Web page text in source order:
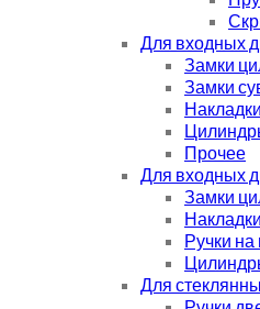
Для входных
Замки
Замки
Накладки
Прочее
Для входных
Замки
Накладки
Ручки на
Для